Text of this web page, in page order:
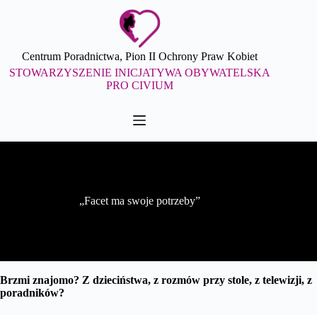
Centrum Poradnictwa, Pion II Ochrony Praw Kobiet
STOWARZYSZENIE INICJATYWA OBYWATELSKA
PRO CIVIUM
„Facet ma swoje potrzeby”
Brzmi znajomo? Z dzieciństwa, z rozmów przy stole, z telewizji, z
poradników?